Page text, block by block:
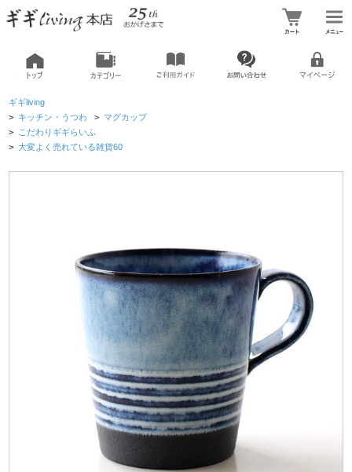
ギギliving
> キッチン・うつわ > マグカップ
> こだわりギギらいふ
> 大変よく売れている雑貨60